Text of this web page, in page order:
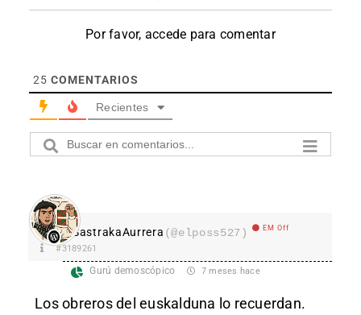
Por favor, accede para comentar
25 COMENTARIOS
Recientes
SastrakaAurrera (@elposs527) EM Off
#3189261
Gurú demoscópico 7 meses hace
Los obreros del euskalduna lo recuerdan.